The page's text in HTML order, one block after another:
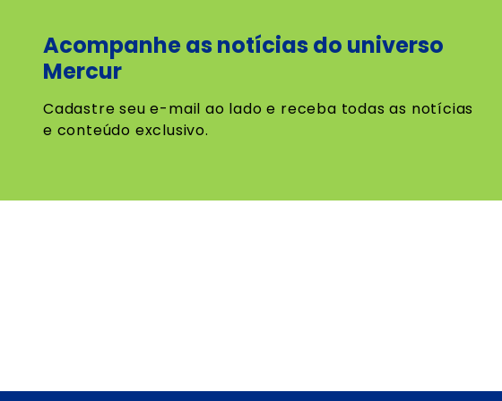
Acompanhe as notícias do universo
Mercur
Cadastre seu e-mail ao lado e receba todas as notícias
e conteúdo exclusivo.